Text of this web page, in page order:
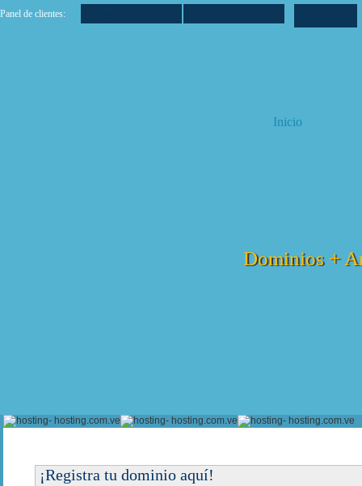
Inicio
Panel de clientes:
Dominios +
¡Registra tu dominio aquí!